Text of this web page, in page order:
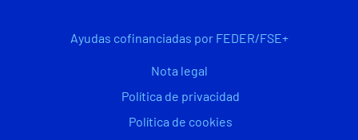
Ayudas cofinanciadas por FEDER/FSE+
Nota legal
Política de privacidad
Política de cookies